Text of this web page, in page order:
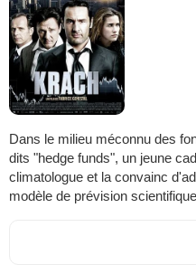
Dans le milieu méconnu des
dits "hedge funds", un jeune
climatologue et la convainc
modèle de prévision